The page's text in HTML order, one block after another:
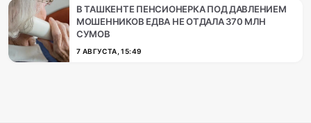
В ТАШКЕНТЕ ПЕНСИОНЕРКА ПОД ДАВЛЕНИЕМ
МОШЕННИКОВ ЕДВА НЕ ОТДАЛА 370 МЛН
СУМОВ
7 АВГУСТА, 15:49